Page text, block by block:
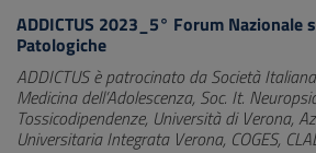
ADDICTUS 2023_5° Forum Nazionale
Patologiche
ADDICTUS è patrocinato da Società
Medicina dell’Adolescenza, Soc. It.
Tossicodipendenze, Università di Verona,
Universitaria Integrata Verona, COGES,